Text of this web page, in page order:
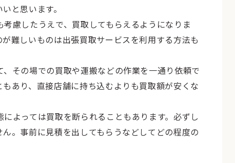
と思います。
慮したうえで、買取してもらえるようになりま
難しいものは出張買取サービスを利用する方法も
その場での買取や運搬などの作業を一通り依頼で
あり、直接店舗に持ち込むよりも買取額が安くな
よっては買取を断られることもあります。必ずし
。事前に見積を出してもらうなどしてどの程度の